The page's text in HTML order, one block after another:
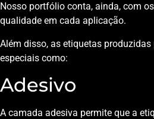
Nosso portfólio conta, ainda, com
qualidade em cada aplicação.
Além disso, as etiquetas
especiais como:
Adesivo
A camada adesiva permite que a